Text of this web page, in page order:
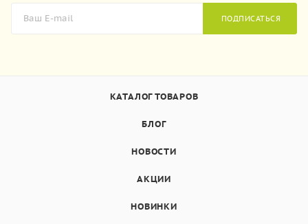
ПОДПИСАТЬСЯ
КАТАЛОГ ТОВАРОВ
БЛОГ
НОВОСТИ
АКЦИИ
НОВИНКИ